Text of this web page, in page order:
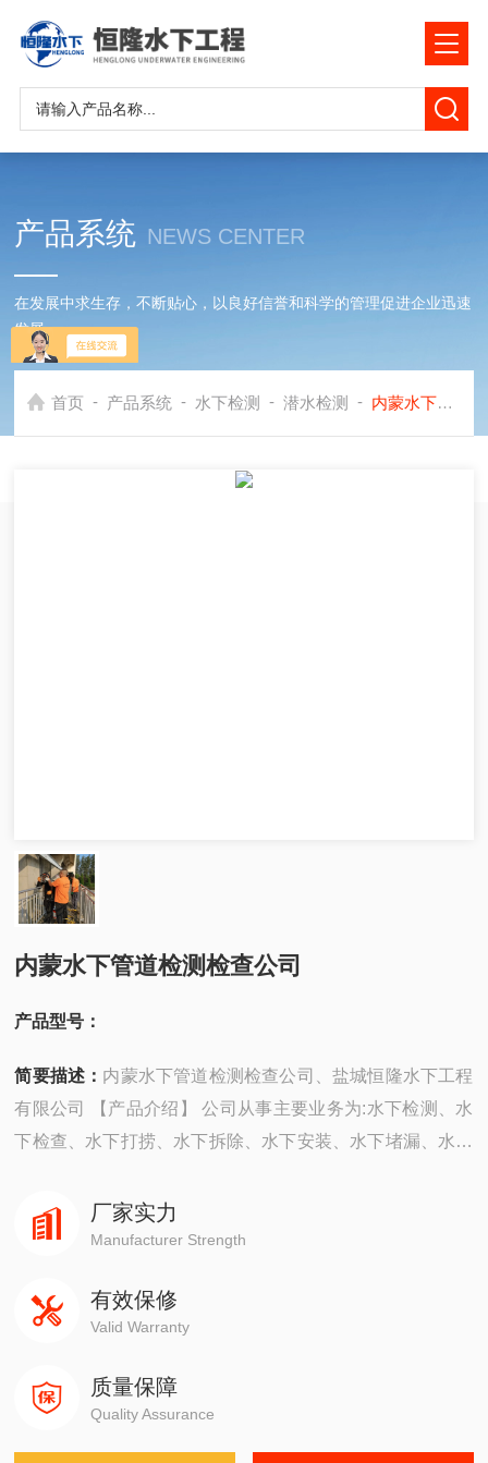
产品系统 NEWS CENTER
在发展中求生存，不断贴心，以良好信誉和科学的管理促进企业迅速
发展
首页 - 产品系统 - 水下检测 - 潜水检测 - 内蒙水下管道检测检查公司
内蒙水下管道检测检查公司
产品型号：
简要描述： 内蒙水下管道检测检查公司、盐城恒隆水下工程
有限公司 【产品介绍】 公司从事主要业务为:水下检测、水
下检查、水下打捞、水下拆除、水下安装、水下堵漏、水下
修、水下封堵、水下钻孔、水下爆破。 ...
厂家实力
Manufacturer Strength
有效保修
Valid Warranty
质量保障
Quality Assurance